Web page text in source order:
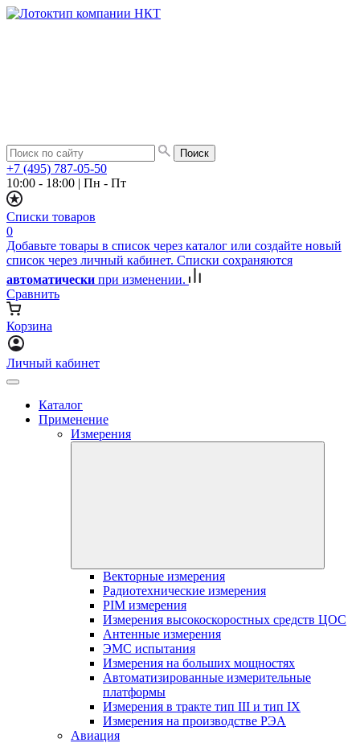
+7 (495) 787-05-50
10:00 - 18:00 | Пн - Пт
Списки товаров
0
Добавьте товары в список через каталог или создайте новый
список через личный кабинет. Списки сохраняются
автоматически при изменении.
Сравнить
Корзина
Личный кабинет
Каталог
Применение
Измерения
Векторные измерения
Радиотехнические измерения
PIM измерения
Измерения высокоскоростных средств ЦОС
Антенные измерения
ЭМС испытания
Измерения на больших мощностях
Автоматизированные измерительные
платформы
Измерения в тракте тип III и тип IX
Измерения на производстве РЭА
Авиация